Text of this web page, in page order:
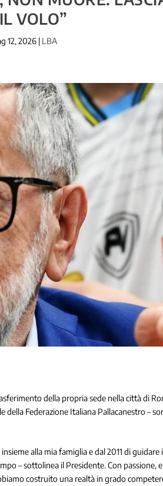
VOLO”
12, 2026 | LBA
della propria sede nella città di
della Federazione Italiana Pallacanestro –
alla mia famiglia e dal 2011 di guidare
– sottolinea il Presidente. Con passione,
costruito una realtà in grado